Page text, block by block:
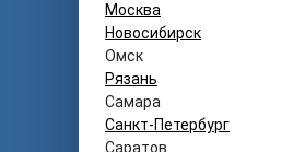
Москва
Новосибирск
Омск
Рязань
Самара
Санкт-Петербург
Саратов